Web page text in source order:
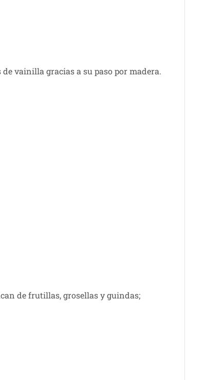
vainilla gracias a su paso por madera.
de frutillas, grosellas y guindas;